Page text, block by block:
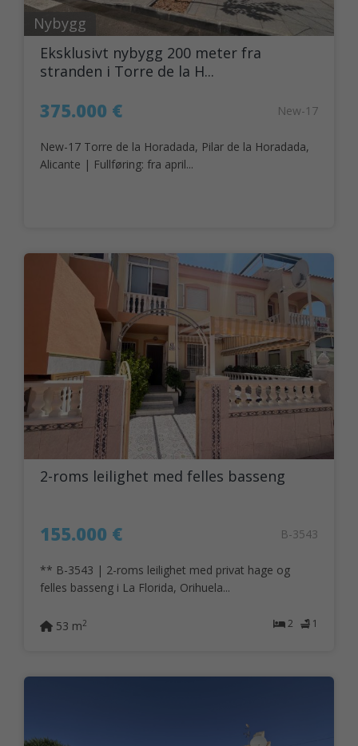
Nybygg
Eksklusivt nybygg 200 meter fra
stranden i Torre de la H...
375.000 € New-17
New-17 Torre de la Horadada, Pilar de la Horadada,
Alicante | Fullføring: fra april...
2-roms leilighet med felles basseng
155.000 € B-3543
** B-3543 | 2-roms leilighet med privat hage og
felles basseng i La Florida, Orihuela...
2 1
53 m2